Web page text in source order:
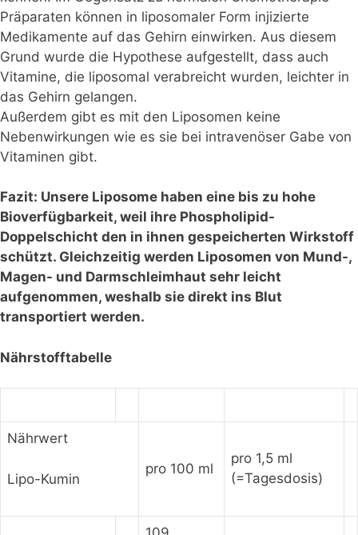
Präparaten können in liposomaler Form injizierte
Medikamente auf das Gehirn einwirken. Aus diesem
Grund wurde die Hypothese aufgestellt, dass auch
Vitamine, die liposomal verabreicht wurden, leichter in
das Gehirn gelangen.
Außerdem gibt es mit den Liposomen keine
Nebenwirkungen wie es sie bei intravenöser Gabe von
Vitaminen gibt.
Fazit: Unsere Liposome haben eine bis zu hohe
Bioverfügbarkeit, weil ihre Phospholipid-
Doppelschicht den in ihnen gespeicherten Wirkstoff
schützt. Gleichzeitig werden Liposomen von Mund-,
Magen- und Darmschleimhaut sehr leicht
aufgenommen, weshalb sie direkt ins Blut
transportiert werden.
Nährstofftabelle
Nährwert
Lipo-Kumin
pro 100 ml
pro 1,5 ml
(=Tagesdosis)